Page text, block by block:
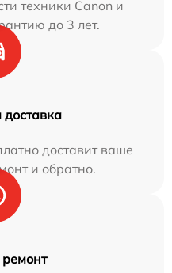
техники Canon и
до 3 лет.
доставка
доставит ваше
и обратно.